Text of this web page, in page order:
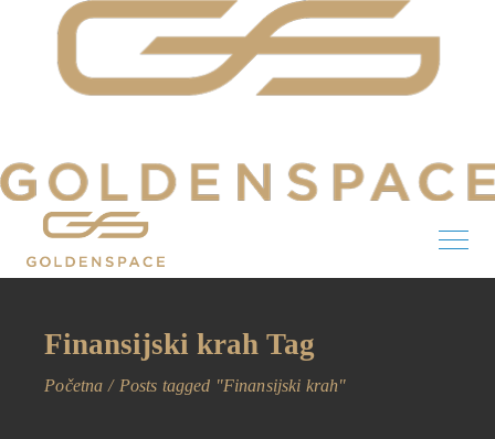
Finansijski krah Tag
Početna Posts tagged "Finansijski krah"